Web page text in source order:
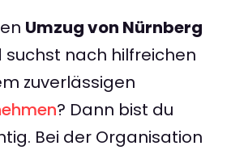
Umzug von Nürnberg
suchst nach hilfreichen
zuverlässigen
? Dann bist du
Bei der Organisation